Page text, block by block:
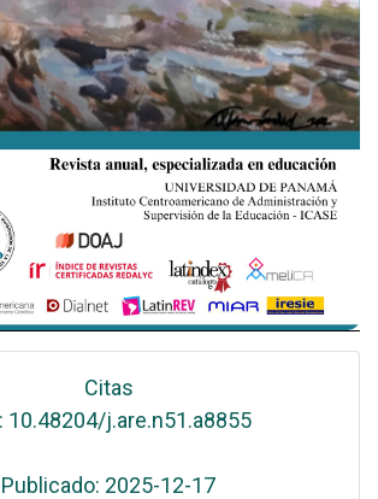
Citas
10.48204/j.are.n51.a8855
Publicado: 2025-12-17